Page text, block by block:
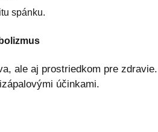
spánku.
ale aj prostriedkom pre
účinkami.